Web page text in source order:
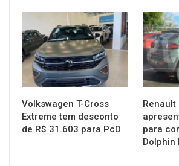
MUNDO AUTOMOTIVO
Volkswagen T-Cross
Extreme tem desconto
de R$ 31.603 para PcD
MUNDO
Renault
para
Dolphin